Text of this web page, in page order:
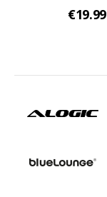
€19.99